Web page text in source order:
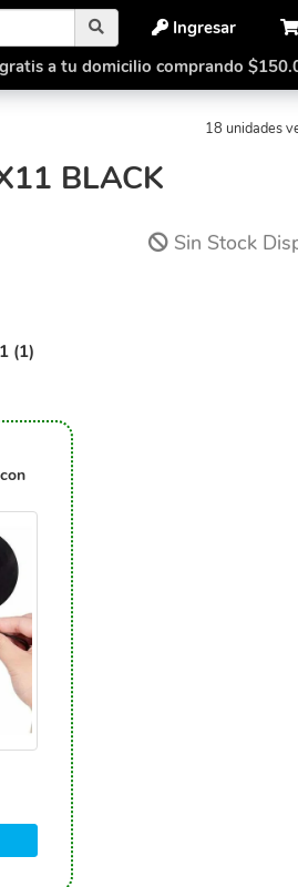
Ingresar
a tu domicilio comprando
(1) WitEden 3x3x11 Black
18 unidades
BLACK
(1)
Sin Stock